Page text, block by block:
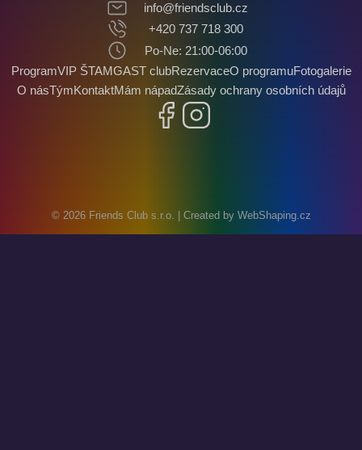
info@friendsclub.cz
+420 737 718 300
Po-Ne: 21:00-06:00
ProgramVIP ŠTAMGAST clubRezervaceO programuFotogalerie
O násTýmKontaktMám nápadZásady ochrany osobních údajů
Facebook
© 2026 Friends Club s.r.o. | Created by WebShaping.cz